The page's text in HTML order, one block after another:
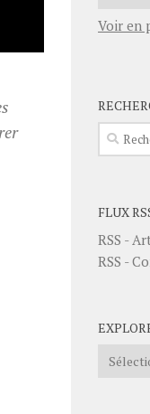
Voir en
FLUX
RSS -
RSS -
Explorer